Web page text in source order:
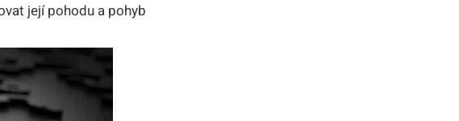
její pohodu a pohyb